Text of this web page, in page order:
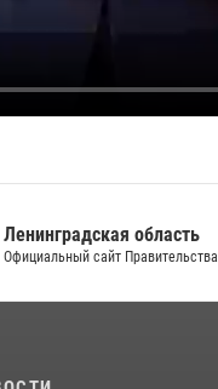
Ленинградская область
Официальный сайт Правительства